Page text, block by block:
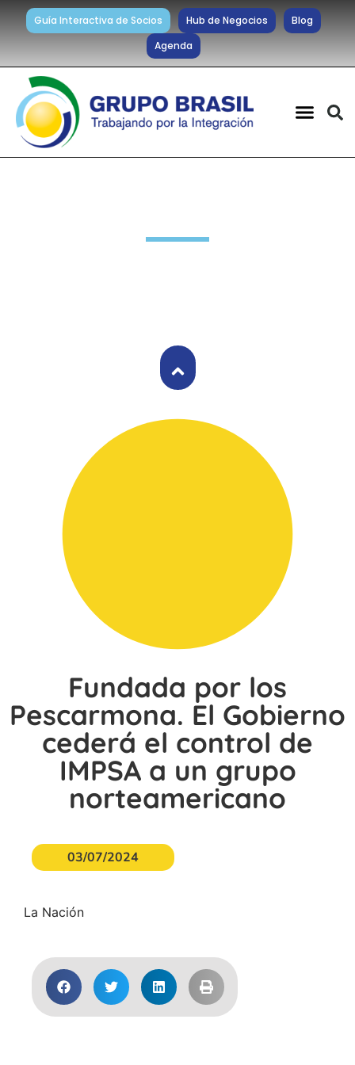
Guía Interactiva de Socios Hub de Negocios
Blog
Agenda
Fundada por los
Pescarmona. El Gobierno
cederá el control de
IMPSA a un grupo
norteamericano
03/07/2024
La Nación